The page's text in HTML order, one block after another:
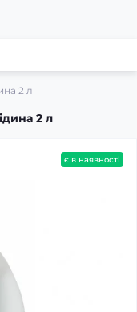
2 л
2 л
є в наявності